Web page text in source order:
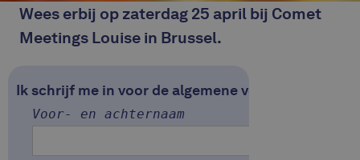
Wees erbij op zaterdag 25 april bij Comet
Meetings Louise in Brussel.
Ik schrijf me in voor de algemene vergadering
Voor- en achternaam